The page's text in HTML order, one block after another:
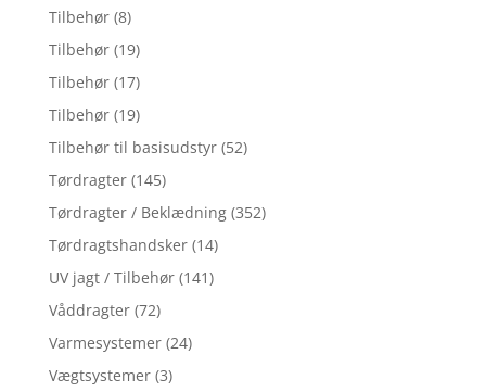
Tilbehør (8)
Tilbehør (19)
Tilbehør (17)
Tilbehør (19)
Tilbehør til basisudstyr (52)
Tørdragter (145)
Tørdragter / Beklædning (352)
Tørdragtshandsker (14)
UV jagt / Tilbehør (141)
Våddragter (72)
Varmesystemer (24)
Vægtsystemer (3)